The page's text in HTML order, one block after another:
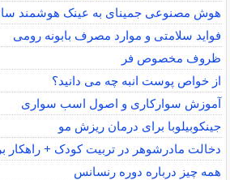
هوش مصنوعی جمینای به عینک هوشمند
فواید سلامتی و موارد مصرف بابونه رومی
ظروف مخصوص فر
از خواص پوست انبه چه می دانید؟
آموزش سوارکاری و اصول اسب سواری
جینکوبیلوبا برای درمان ریزش مو
دخالت مادرشوهر در تربیت کودک + راهکار
همه چیز درباره دوره رنسانس